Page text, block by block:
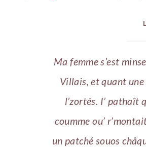
Ma femme s’est
Villais, et quant une
l’zortés. I’ pathaît
coumme ou’
un patché souos